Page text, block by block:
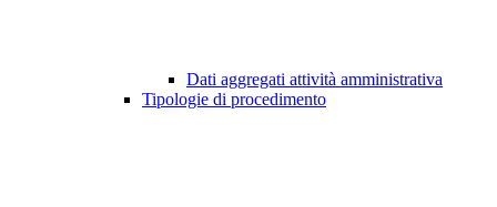
Dati aggregati attività amministrativa
Tipologie di procedimento